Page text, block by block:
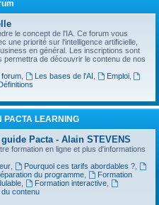
h
e
le concept de l'IA. Ce forum vous
une priorité sur l'intelligence artificielle,
en général. Les inscriptions sont
permettra de découvrir le contenu de nos
, Les bases de l'AI Emploi,
PACTA LEARNING
Pacta - Alain STEVENS
formation en ligne et plus d'informations
, Pourquoi ces tarifs abordables ?,
du programme,
Formation
, Formation interactive,
contenu